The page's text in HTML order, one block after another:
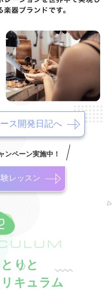
ス開発日記へ
ンペーン実施中！
レッスン
りと
キュラム